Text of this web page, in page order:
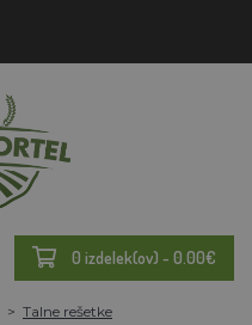
0 izdelek(ov) - 0.00€
Talne rešetke